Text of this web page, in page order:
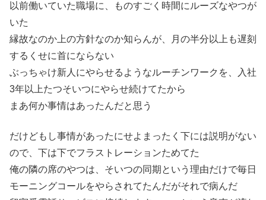
以前働いていた職場に、ものすごく時間にルーズなやつが
いた
縁故なのか上の方針なのか知らんが、月の半分以上も遅刻
するくせに首にならない
ぶっちゃけ新人にやらせるようなルーチンワークを、入社
3年以上たつそいつにやらせ続けてたから
まあ何か事情はあったんだと思う
だけどもし事情があったにせよまったく下には説明がない
ので、下は下でフラストレーションためてた
俺の隣の席のやつは、そいつの同期という理由だけで毎日
モーニングコールをやらされてたんだがそれで病んだ